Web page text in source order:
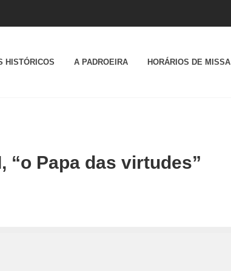
HISTÓRICOS A PADROEIRA HORÁRIOS DE MISSA
“o Papa das virtudes”